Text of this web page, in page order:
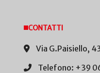
CONTATTI
Via G.Paisiello,
Telefono: +39